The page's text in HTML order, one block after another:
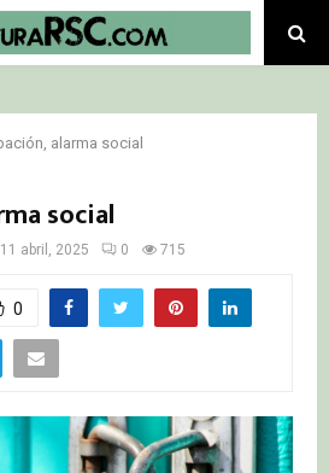
alarma social
social
11 abril, 2025 0 715
0